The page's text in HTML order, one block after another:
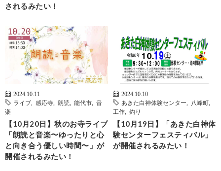
されるみたい！
2024.10.11
ライブ
感応寺 朗読 能代市
音
楽
【10月20日】秋のお寺ライブ
「朗読と音楽〜ゆったりと心
と向き合う優しい時間〜」が
開催されるみたい！
2024.10.10
あきた白神体験センター
八峰町
工作
釣り
【10月19日】「あきた白神体
験センターフェスティバル」
が開催されるみたい！